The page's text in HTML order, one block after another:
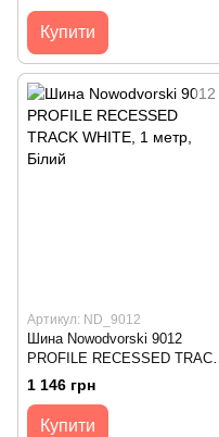
Купити
Артикул: ND_9012
Шина Nowodvorski 9012
PROFILE RECESSED TRACK
WHITE, 1 метр
1 146 грн
Купити